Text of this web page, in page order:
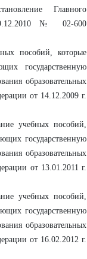
Главного
29.12.2010 № 02-600
пособий, которые
государственную
образовательных
от 14.12.2009 г.
учебных пособий,
государственную
образовательных
от 13.01.2011 г.
учебных пособий,
государственную
образовательных
от 16.02.2012 г.